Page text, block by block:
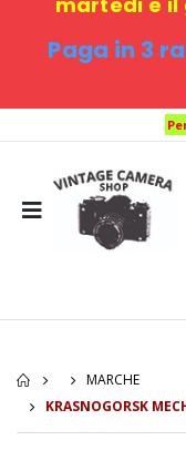
Paga in 3
MARCHE
KRASNOGORSK